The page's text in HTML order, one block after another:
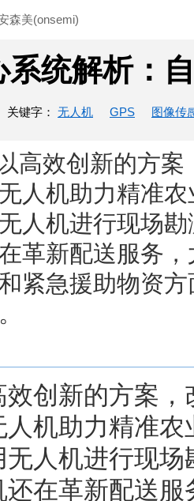
森美(onsemi)
系统解析：
关键字： 无人机 GPS 图像传
高效创新的方
人机助力精准
人机进行现场
革新配送服务
紧急援助物资
效创新的方案
机助力精准
人机进行现
还在革新配送